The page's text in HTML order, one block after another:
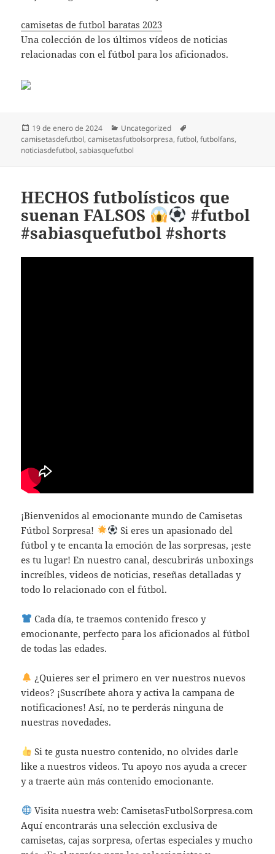
camisetas de futbol baratas 2023
Una colección de los últimos vídeos de noticias
relacionadas con el fútbol para los aficionados.
Publicado
el
19 de enero de 2024 Categorías
Uncategorized
camisetasdefutbol,camisetasfutbolsorpresa,futbol,futbolfans,
noticiasdefutbol,sabiasquefutbol
HECHOS futbolísticos que
suenan FALSOS
#futbol
#sabiasquefutbol #shorts
¡Bienvenidos al emocionante mundo de Camisetas
Fútbol Sorpresa!
Si eres un apasionado del
fútbol y te encanta la emoción de las sorpresas, ¡este
es tu lugar! En nuestro canal, descubrirás unboxings
increíbles, videos de noticias, reseñas detalladas y
todo lo relacionado con el fútbol.
Cada día, te traemos contenido fresco y
emocionante, perfecto para los aficionados al fútbol
de todas las edades.
¿Quieres ser el primero en ver nuestros nuevos
videos? ¡Suscríbete ahora y activa la campana de
notificaciones! Así, no te perderás ninguna de
nuestras novedades.
Si te gusta nuestro contenido, no olvides darle
like a nuestros videos. Tu apoyo nos ayuda a crecer
y a traerte aún más contenido emocionante.
Visita nuestra web: CamisetasFutbolSorpresa.com
Aquí encontrarás una selección exclusiva de
camisetas, cajas sorpresa, ofertas especiales y mucho